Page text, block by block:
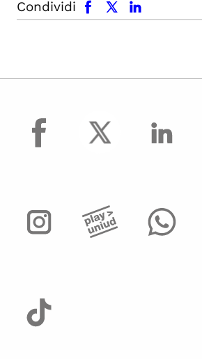
Condividi
facebook